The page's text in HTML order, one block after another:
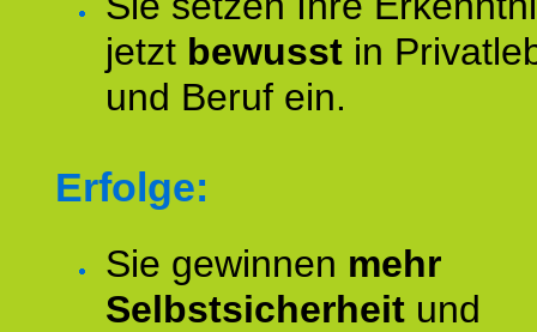
jetzt bewusst in
und Beruf ein.
Erfolge:
Sie gewinnen mehr
Selbstsicherheit und